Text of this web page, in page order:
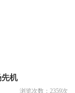
先机
浏览次数： 2359次